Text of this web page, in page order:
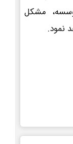
مشکل
نمود.